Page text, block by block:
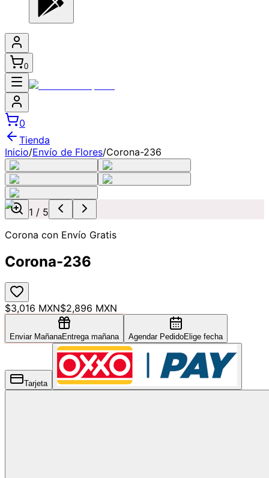
0
0
Tienda
Inicio/Envío de Flores/Corona-236
1 / 5
Corona con Envío Gratis
Corona-236
$3,016 MXN$2,896 MXN
Enviar MañanaEntrega mañana Agendar PedidoElige fecha
Tarjeta